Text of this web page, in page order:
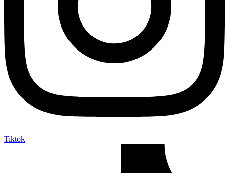
Tiktok